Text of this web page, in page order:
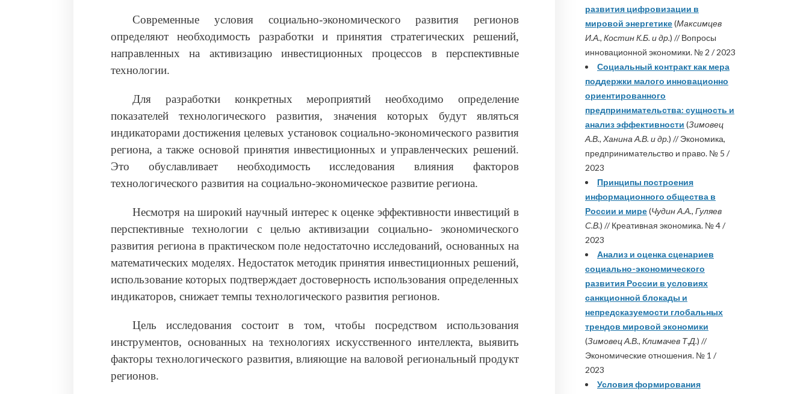
Современные условия социально-экономического развития регионов
определяют необходимость разработки и принятия стратегических решений,
направленных на активизацию инвестиционных процессов в перспективные
технологии.
Для разработки конкретных мероприятий необходимо определение
показателей технологического развития, значения которых будут являться
индикаторами достижения целевых установок социально-экономического развития
региона, а также основой принятия инвестиционных и управленческих решений.
Это обуславливает необходимость исследования влияния факторов
технологического развития на социально-экономическое развитие региона.
Несмотря на широкий научный интерес к оценке эффективности инвестиций в
перспективные технологии с целью активизации социально- экономического
развития региона в практическом поле недостаточно исследований, основанных на
математических моделях. Недостаток методик принятия инвестиционных решений,
использование которых подтверждает достоверность использования определенных
индикаторов, снижает темпы технологического развития регионов.
Цель исследования состоит в том, чтобы посредством использования
инструментов, основанных на технологиях искусственного интеллекта, выявить
факторы технологического развития, влияющие на валовой региональный продукт
регионов.
развития цифровизации в
мировой энергетике(Максимцев
И.А., Костин К.Б. и др.) // Вопросы
инновационной экономики. № 2 / 2023
Социальный контракт как мера
поддержки малого инновационно
ориентированного
предпринимательства: сущность и
анализ эффективности (Зимовец
А.В., Ханина А.В. и др.) // Экономика,
предпринимательство и право. № 5 /
2023
Принципы построения
информационного общества в
России и мире(Чудин А.А., Гуляев
С.В.) // Креативная экономика. № 4 /
2023
Анализ и оценка сценариев
социально-экономического
развития России в условиях
санкционной блокады и
непредсказуемости глобальных
трендов мировой экономики
(Зимовец А.В., Климачев Т.Д.) //
Экономические отношения. № 1 /
2023
Условия формирования